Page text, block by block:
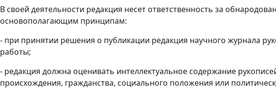
В своей деятельности редакция несет ответственность за
основополагающим принципам:
- при принятии решения о публикации редакция научного журнала
работы;
- редакция должна оценивать интеллектуальное содержание
происхождения, гражданства, социального положения или